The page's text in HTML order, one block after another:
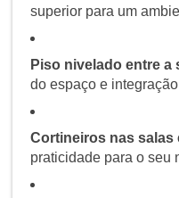
superior para um
Piso nivelado entre a
do espaço e
Cortineiros nas salas
praticidade para o seu